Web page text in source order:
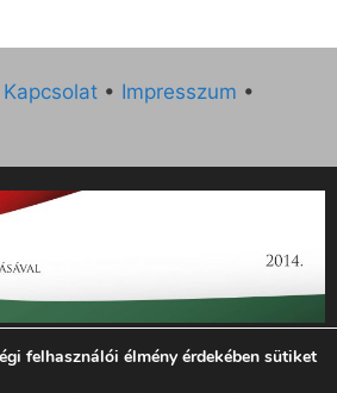
Kapcsolat • Impresszum •
hetilap 2014. évi működésének
KCP-14-P-0121 sz. támogatási
000 000 Ft összegben támogatta az
felhasználói élmény érdekében sütiket